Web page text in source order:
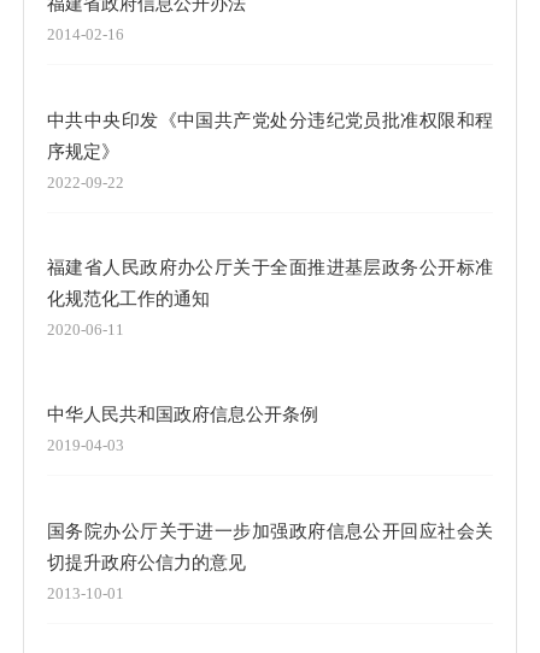
2014-02-16
中共中央印发《中国共产党处分违纪党员批准权限和程
序规定》
2022-09-22
福建省人民政府办公厅关于全面推进基层政务公开标准
化规范化工作的通知
2020-06-11
中华人民共和国政府信息公开条例
2019-04-03
国务院办公厅关于进一步加强政府信息公开回应社会关
切提升政府公信力的意见
2013-10-01